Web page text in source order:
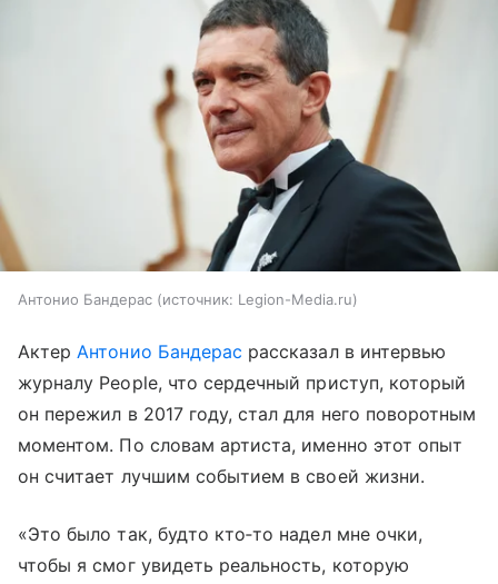
Антонио Бандерас источник: Legion-Media.ru
АктерАнтонио Бандерас рассказал в интервью
журналу People, что сердечный приступ, который
он пережил в 2017 году, стал для него поворотным
моментом. По словам артиста, именно этот опыт
он считает лучшим событием в своей жизни.
«Это было так, будто кто‑то надел мне очки,
чтобы я смог увидеть реальность, которую